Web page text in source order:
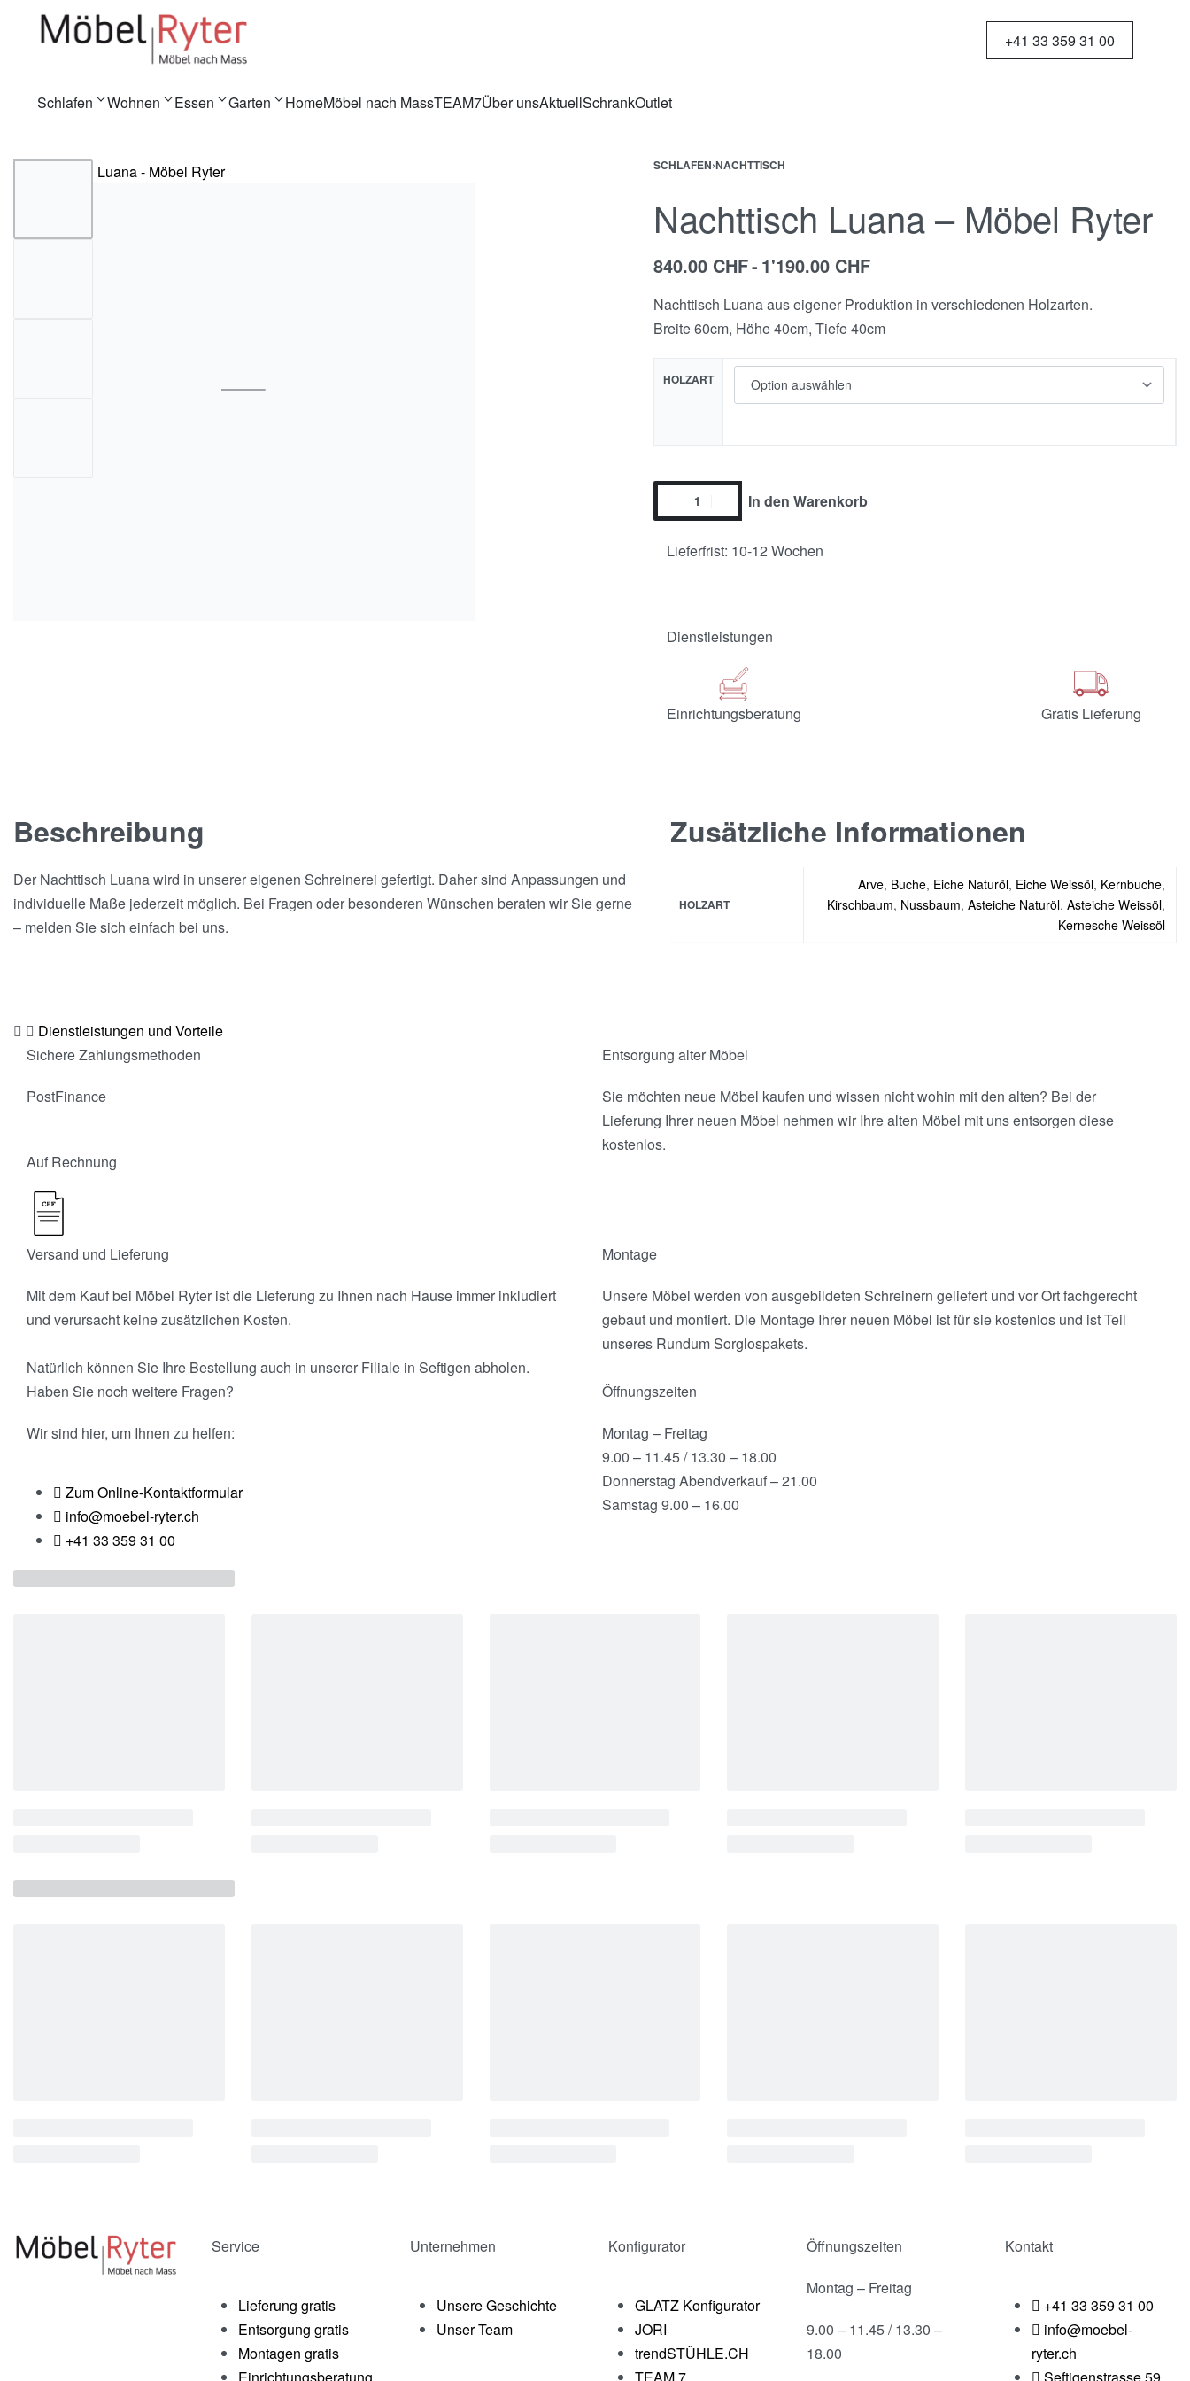
+41 33 359 31 00
Schlafen Wohnen Essen Garten HomeMöbel nach MassTEAM7Über unsAktuellSchrankOutlet
SCHLAFEN›NACHTTISCH
Nachttisch Luana – Möbel Ryter
840.00 CHF 1'190.00 CHF
Nachttisch Luana aus eigener Produktion in verschiedenen Holzarten.
Breite 60cm, Höhe 40cm, Tiefe 40cm
HOLZART
In den Warenkorb
Lieferfrist: 10-12 Wochen
Dienstleistungen
Einrichtungsberatung Gratis Lieferung
Beschreibung
Der Nachttisch Luana wird in unserer eigenen Schreinerei gefertigt. Daher sind Anpassungen und
individuelle Maße jederzeit möglich. Bei Fragen oder besonderen Wünschen beraten wir Sie gerne
– melden Sie sich einfach bei uns.
Zusätzliche Informationen
HOLZART
Arve, Buche, Eiche Naturöl, Eiche Weissöl, Kernbuche,
Kirschbaum, Nussbaum, Asteiche Naturöl, Asteiche Weissöl,
Kernesche Weissöl
Dienstleistungen und Vorteile
Sichere Zahlungsmethoden
PostFinance
Auf Rechnung
Entsorgung alter Möbel
Sie möchten neue Möbel kaufen und wissen nicht wohin mit den alten? Bei der
Lieferung Ihrer neuen Möbel nehmen wir Ihre alten Möbel mit uns entsorgen diese
kostenlos.
Versand und Lieferung
Mit dem Kauf bei Möbel Ryter ist die Lieferung zu Ihnen nach Hause immer inkludiert
und verursacht keine zusätzlichen Kosten.
Natürlich können Sie Ihre Bestellung auch in unserer Filiale in Seftigen abholen.
Montage
Unsere Möbel werden von ausgebildeten Schreinern geliefert und vor Ort fachgerecht
gebaut und montiert. Die Montage Ihrer neuen Möbel ist für sie kostenlos und ist Teil
unseres Rundum Sorglospakets.
Haben Sie noch weitere Fragen?
Wir sind hier, um Ihnen zu helfen:
Zum Online-Kontaktformular
info@moebel-ryter.ch
+41 33 359 31 00
Öffnungszeiten
Montag – Freitag
9.00 – 11.45 / 13.30 – 18.00
Donnerstag Abendverkauf – 21.00
Samstag 9.00 – 16.00
Service
Lieferung gratis
Entsorgung gratis
Montagen gratis
Unternehmen
Unsere Geschichte
Unser Team
Konfigurator
GLATZ Konfigurator
JORI
trendSTÜHLE.CH
Öffnungszeiten
Montag – Freitag
9.00 – 11.45 / 13.30 –
18.00
Kontakt
+41 33 359 31 00
info@moebel-
ryter.ch